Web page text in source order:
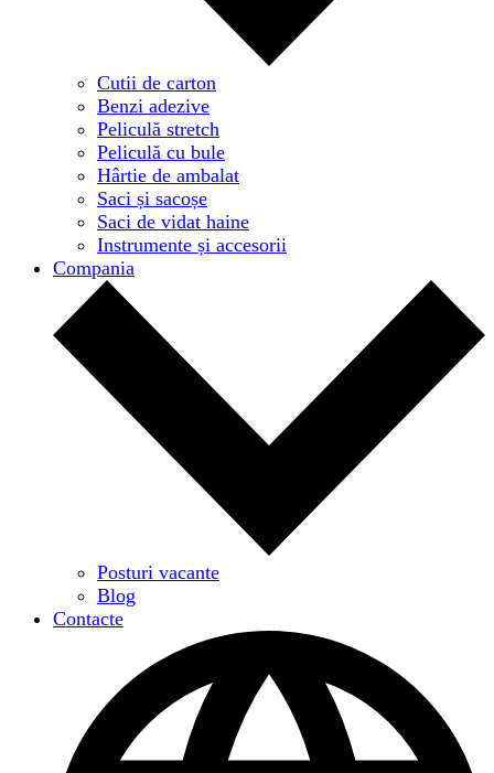
Cutii de carton
Benzi adezive
Peliculă stretch
Peliculă cu bule
Hârtie de ambalat
Saci și sacoșe
Saci de vidat haine
Instrumente și accesorii
Compania
Posturi vacante
Blog
Contacte